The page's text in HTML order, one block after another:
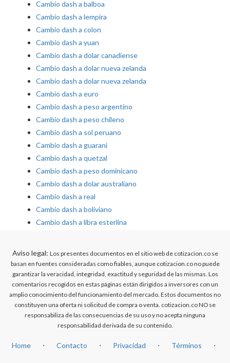
Cambio dash a balboa
Cambio dash a lempira
Cambio dash a colon
Cambio dash a yuan
Cambio dash a dolar canadiense
Cambio dash a dolar nueva zelanda
Cambio dash a dolar nueva zelanda
Cambio dash a euro
Cambio dash a peso argentino
Cambio dash a peso chileno
Cambio dash a sol peruano
Cambio dash a guarani
Cambio dash a quetzal
Cambio dash a peso dominicano
Cambio dash a dolar australiano
Cambio dash a real
Cambio dash a boliviano
Cambio dash a libra esterlina
Aviso legal: Los presentes documentos en el sitio web de cotizacion.co se
basan en fuentes consideradas como fiables, aunque cotizacion.co no puede
garantizar la veracidad, integridad, exactitud y seguridad de las mismas. Los
comentarios recogidos en estas páginas están dirigidos a inversores con un
amplio conocimiento del funcionamiento del mercado. Estos documentos no
constituyen una oferta ni solicitud de compra o venta. cotizacion.co NO se
responsabiliza de las consecuencias de su uso y no acepta ninguna
responsabilidad derivada de su contenido.
Home ⋅ Contacto ⋅ Privacidad ⋅ Términos ⋅